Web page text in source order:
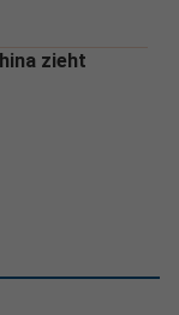
zieht